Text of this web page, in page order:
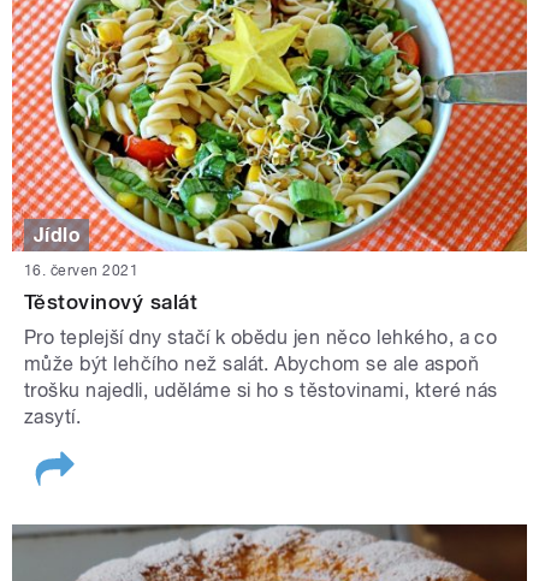
Jídlo
16. červen 2021
Těstovinový salát
Pro teplejší dny stačí k obědu jen něco lehkého, a co
může být lehčího než salát. Abychom se ale aspoň
trošku najedli, uděláme si ho s těstovinami, které nás
zasytí.